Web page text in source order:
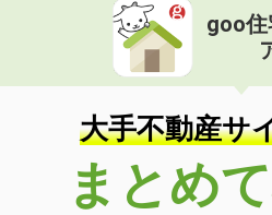
goo
大手不動産サ
まとめ